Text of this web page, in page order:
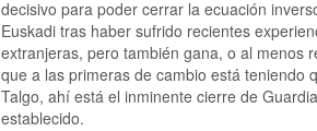
decisivo para poder cerrar la ecuación
Euskadi tras haber sufrido recientes
extranjeras, pero también gana, o al menos
que a las primeras de cambio está teniendo
Talgo, ahí está el inminente cierre de
establecido.